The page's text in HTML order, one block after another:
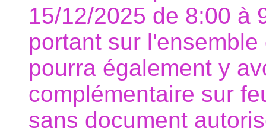
15/12/2025 de 8:00 à
portant sur
pourra également y
complémentaire sur
sans document